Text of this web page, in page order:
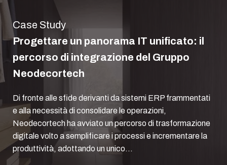
Case Study
Progettare un panorama IT unificato: il
percorso di integrazione del Gruppo
Neodecortech
Di fronte alle sfide derivanti da sistemi ERP frammentati
e alla necessità di consolidare le operazioni,
Neodecortech ha avviato un percorso di trasformazione
digitale volto a semplificare i processi e incrementare la
produttività, adottando un unico...